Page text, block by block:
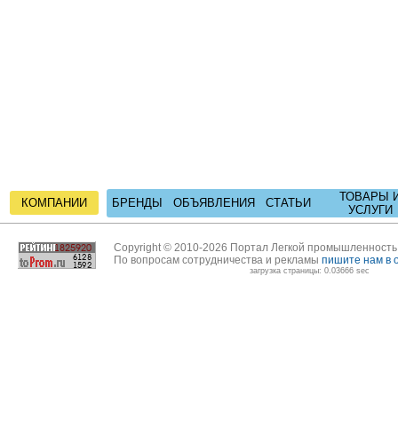
КОМПАНИИ БРЕНДЫ ОБЪЯВЛЕНИЯ СТАТЬИ
ТОВАРЫ
УСЛУГИ
Copyright © 2010-2026 Портал Легкой
По вопросам сотрудничества и рекламы пишите нам в
загрузка страницы: 0.03666 sec